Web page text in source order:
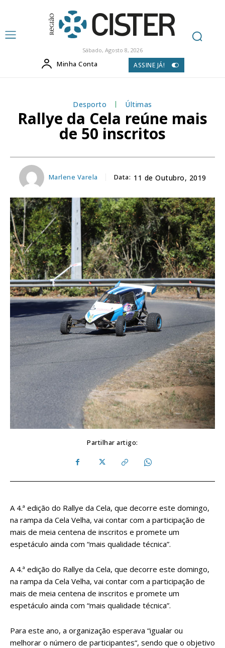
Sábado, Agosto 8, 2026
Minha Conta ASSINE JÁ!
Desporto Últimas
Rallye da Cela reúne mais
de 50 inscritos
Marlene Varela Data: 11 de Outubro, 2019
Partilhar artigo:
A 4.ª edição do Rallye da Cela, que decorre este domingo,
na rampa da Cela Velha, vai contar com a participação de
mais de meia centena de inscritos e promete um
espetáculo ainda com “mais qualidade técnica”.
A 4.ª edição do Rallye da Cela, que decorre este domingo,
na rampa da Cela Velha, vai contar com a participação de
mais de meia centena de inscritos e promete um
espetáculo ainda com “mais qualidade técnica”.
Para este ano, a organização esperava “igualar ou
melhorar o número de participantes“, sendo que o objetivo